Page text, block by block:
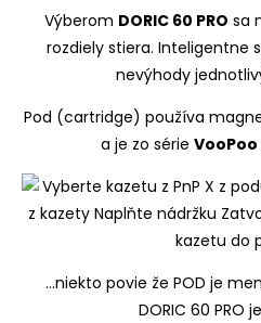
Výberom DORIC 60 PRO sa
rozdiely stiera. Inteligentne
nevýhody
Pod (cartridge) používa
a je zo série
...niekto povie že POD je
DORIC 60 PRO